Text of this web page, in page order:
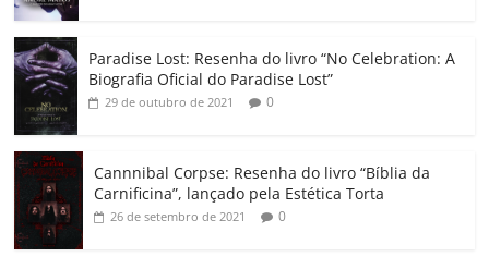
Paradise Lost: Resenha do livro “No Celebration: A
Biografia Oficial do Paradise Lost”
29 de outubro de 2021 0
Cannnibal Corpse: Resenha do livro “Bíblia da
Carnificina”, lançado pela Estética Torta
26 de setembro de 2021 0